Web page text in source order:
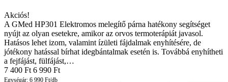
Akciós!
A GMed HP301 Elektromos melegítő párna hatékony segítséget
nyújt az olyan esetekre, amikor az orvos termoterápiát javasol.
Hatásos lehet izom, valamint ízületi fájdalmak enyhítésére, de
jótékony hatással bírhat idegbántalmak esetén is. Továbbá enyhítheti
a fejfájást, fülfájást,…
7 400 Ft 6 990 Ft
Egységár: 6 990 Ft/db